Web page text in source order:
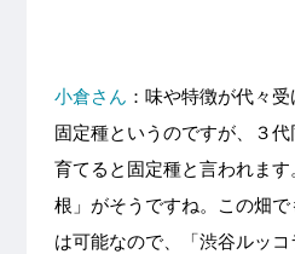
小倉さん ：味や特徴が代々
固定種というのですが、３
育てると固定種と言われま
根」がそうですね。この畑
は可能なので、「渋谷ルッ